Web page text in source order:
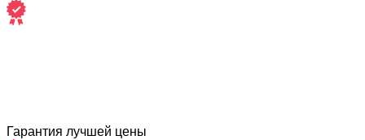
Гарантия лучшей цены